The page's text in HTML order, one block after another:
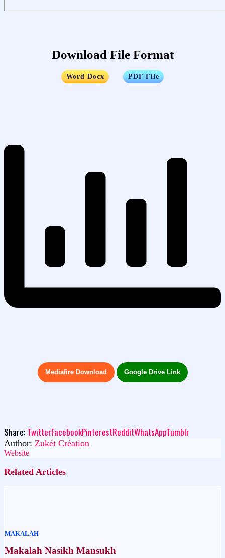
Download File Format
Word Docx ….. PDF File
Mediafire Download Google Drive Link
Share: TwitterFacebookPinterestRedditWhatsAppTumblr
Author: Zukét Création
Website
Related Articles
MAKALAH
Makalah Nasikh Mansukh